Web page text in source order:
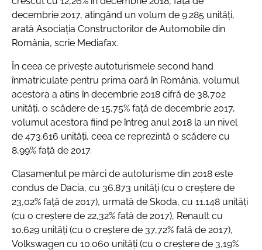
decembrie 2017, atingând un volum de 9.285 unități,
arată Asociația Constructorilor de Automobile din
România, scrie Mediafax.
În ceea ce privește autoturismele second hand
înmatriculate pentru prima oară în România, volumul
acestora a atins în decembrie 2018 cifră de 38,702
unități, o scădere de 15,75% față de decembrie 2017,
volumul acestora fiind pe întreg anul 2018 la un nivel
de 473.616 unități, ceea ce reprezintă o scădere cu
8,99% față de 2017.
Clasamentul pe mărci de autoturisme din 2018 este
condus de Dacia, cu 36.873 unități (cu o creștere de
23,02% față de 2017), urmată de Skoda, cu 11.148 unități
(cu o creștere de 22,32% fată de 2017), Renault cu
10.629 unități (cu o creștere de 37,72% fată de 2017),
Volkswagen cu 10.060 unități (cu o creștere de 3,19%